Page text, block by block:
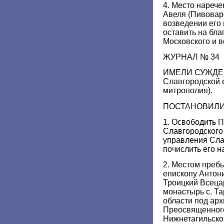
4. Место
Авеля
возведении
оставить на
Московского и
ЖУРНАЛ № 34
ИМЕЛИ
Славгородской
митрополия).
1. Освободить
управления
почислить его
2. Местом
епископу
Троицкий
монастырь с.
области под